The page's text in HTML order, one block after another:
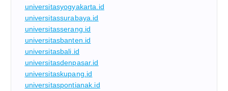
universitasyogyakarta.id
universitassurabaya.id
universitasserang.id
universitasbanten.id
universitasbali.id
universitasdenpasar.id
universitaskupang.id
universitaspontianak.id